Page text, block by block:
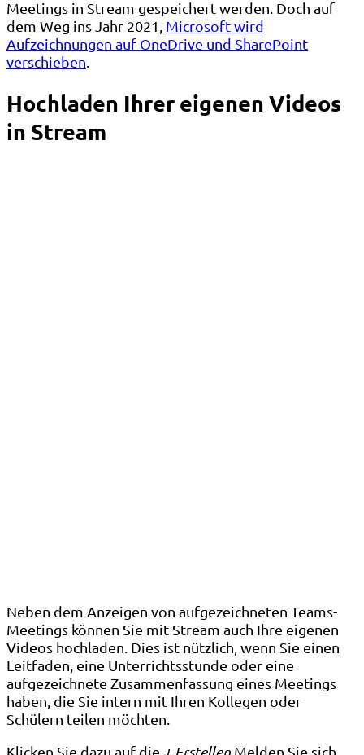
Meetings in Stream gespeichert werden. Doch auf
dem Weg ins Jahr 2021, Microsoft wird
Aufzeichnungen auf OneDrive und SharePoint
verschieben
Hochladen Ihrer eigenen Videos
in Stream
Neben dem Anzeigen von aufgezeichneten Teams-
Meetings können Sie mit Stream auch Ihre eigenen
Videos hochladen. Dies ist nützlich, wenn Sie einen
Leitfaden, eine Unterrichtsstunde oder eine
aufgezeichnete Zusammenfassung eines Meetings
haben, die Sie intern mit Ihren Kollegen oder
Schülern teilen möchten.
Klicken Sie dazu auf die
Melden Sie sich